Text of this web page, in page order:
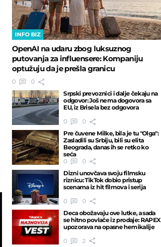
INFO BIZ
OpenAI na udaru zbog luksuznog
putovanja za influensere: Kompaniju
optužuju da je prešla granicu
0
0
Srpski prevoznici i dalje čekaju na
odgovor: Još nema dogovora sa
EU, iz Brisela bez odgovora
0
0
Pre čuvene Milke, bila je tu "Olga":
Zasladili su Srbiju, bili su elita
Beograda, danas ih se retko ko
seća
0
0
Dizni unovčava svoju filmsku
riznicu: TikTok dobio pristup
scenama iz hit filmova i serija
0
0
Deca obožavaju ove lutke, a sada
se hitno povlače iz prodaje: RAPEX
upozorava na opasne hemikalije
0
2